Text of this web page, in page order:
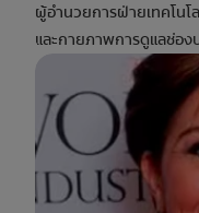
ผู้อำนวยการฝ่ายเทคโน
และกายภาพการดูแลช่อง